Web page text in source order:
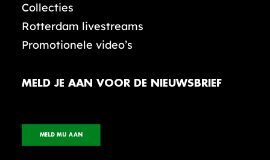
Collecties
Rotterdam livestreams
Promotionele video’s
MELD JE AAN VOOR DE NIEUWSBRIEF
MELD MIJ AAN